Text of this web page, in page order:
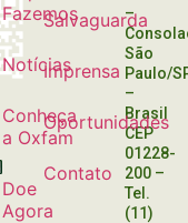
Fazemos
Notícias
Conheça
a Oxfam
Doe
Agora
Salvaguarda
Imprensa
Oportunidades
Contato
–
São
Paulo/
–
Brasil
CEP
01228-
200 –
Tel.
(11)